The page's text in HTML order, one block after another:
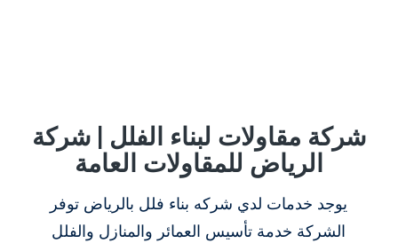
شركة مقاولات لبناء الفلل | شركة
الرياض للمقاولات العامة
يوجد خدمات لدي شركه بناء فلل بالرياض توفر
الشركة خدمة تأسيس العمائر والمنازل والفلل